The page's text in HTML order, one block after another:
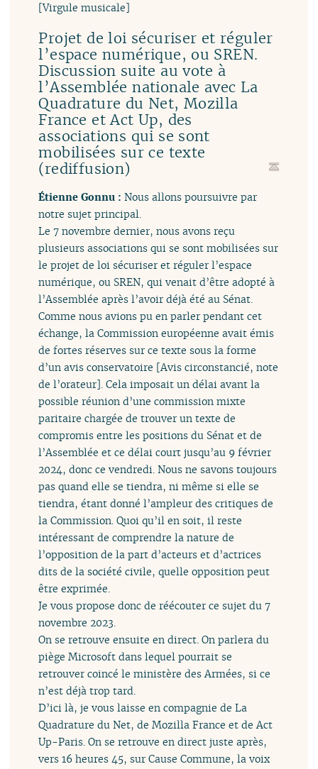
[Virgule musicale]
Projet de loi sécuriser et réguler
l’espace numérique, ou SREN.
Discussion suite au vote à
l’Assemblée nationale avec La
Quadrature du Net, Mozilla
France et Act Up, des
associations qui se sont
mobilisées sur ce texte
(rediffusion)
Étienne Gonnu :Nous allons poursuivre par
notre sujet principal.
Le 7 novembre dernier, nous avons reçu
plusieurs associations qui se sont mobilisées sur
le projet de loi sécuriser et réguler l’espace
numérique, ou SREN, qui venait d’être adopté à
l’Assemblée après l’avoir déjà été au Sénat.
Comme nous avions pu en parler pendant cet
échange, la Commission européenne avait émis
de fortes réserves sur ce texte sous la forme
d’un avis conservatoire [Avis circonstancié, note
de l’orateur]. Cela imposait un délai avant la
possible réunion d’une commission mixte
paritaire chargée de trouver un texte de
compromis entre les positions du Sénat et de
l’Assemblée et ce délai court jusqu’au 9 février
2024, donc ce vendredi. Nous ne savons toujours
pas quand elle se tiendra, ni même si elle se
tiendra, étant donné l’ampleur des critiques de
la Commission. Quoi qu’il en soit, il reste
intéressant de comprendre la nature de
l’opposition de la part d’acteurs et d’actrices
dits de la société civile, quelle opposition peut
être exprimée.
Je vous propose donc de réécouter ce sujet du 7
novembre 2023.
On se retrouve ensuite en direct. On parlera du
piège Microsoft dans lequel pourrait se
retrouver coincé le ministère des Armées, si ce
n’est déjà trop tard.
D’ici là, je vous laisse en compagnie de La
Quadrature du Net, de Mozilla France et de Act
Up-Paris. On se retrouve en direct juste après,
vers 16 heures 45, sur Cause Commune, la voix